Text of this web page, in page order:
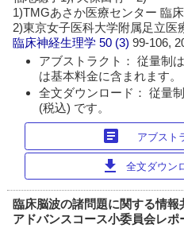
1)TMGあさか医療センター 臨
2)東京女子医科大学附属足立医
臨床神経生理学 50 (3)99-106,
アブストラクト： 従量制
は基本料金に含まれます。
全文ダウンロード： 従量
(税込) です。
article アブスト
download 全文ダウン
臨床脳波の諸問題に関する情報
アドバンスコース小委員会レポ